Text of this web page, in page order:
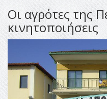
Οι αγρότες της
κινητοποιήσεις